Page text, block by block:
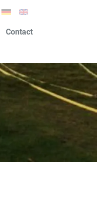
Contact